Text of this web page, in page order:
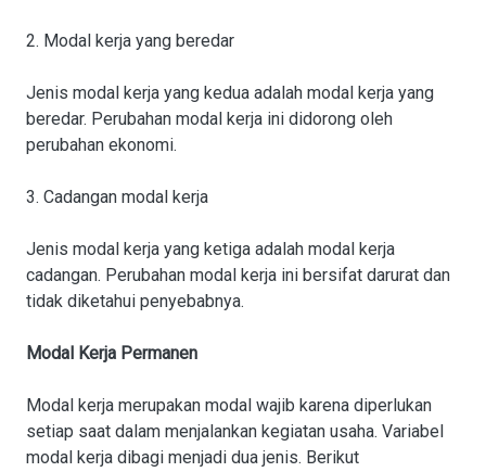
2. Modal kerja yang beredar
Jenis modal kerja yang kedua adalah modal kerja yang
beredar. Perubahan modal kerja ini didorong oleh
perubahan ekonomi.
3. Cadangan modal kerja
Jenis modal kerja yang ketiga adalah modal kerja
cadangan. Perubahan modal kerja ini bersifat darurat dan
tidak diketahui penyebabnya.
Modal Kerja Permanen
Modal kerja merupakan modal wajib karena diperlukan
setiap saat dalam menjalankan kegiatan usaha. Variabel
modal kerja dibagi menjadi dua jenis. Berikut